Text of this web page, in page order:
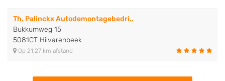
Th. Palinckx Autodemontagebedri..
Bukkumweg 15
5081CT Hilvarenbeek
Op 21,27 km afstand